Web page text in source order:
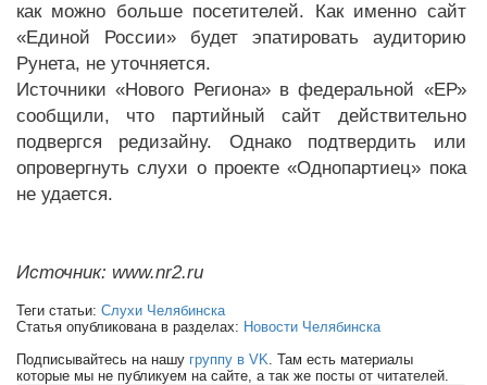
как можно больше посетителей. Как именно сайт
«Единой России» будет эпатировать аудиторию
Рунета, не уточняется.
Источники «Нового Региона» в федеральной «ЕР»
сообщили, что партийный сайт действительно
подвергся редизайну. Однако подтвердить или
опровергнуть слухи о проекте «Однопартиец» пока
не удается.
Источник: www.nr2.ru
Теги статьи: Слухи Челябинска
Статья опубликована в разделах: Новости Челябинска
Подписывайтесь на нашу группу в VK. Там есть материалы
которые мы не публикуем на сайте, а так же посты от читателей.